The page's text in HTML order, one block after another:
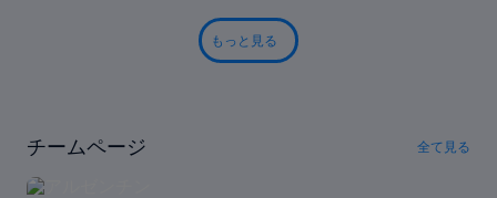
もっと見る
チームページ 全て見る